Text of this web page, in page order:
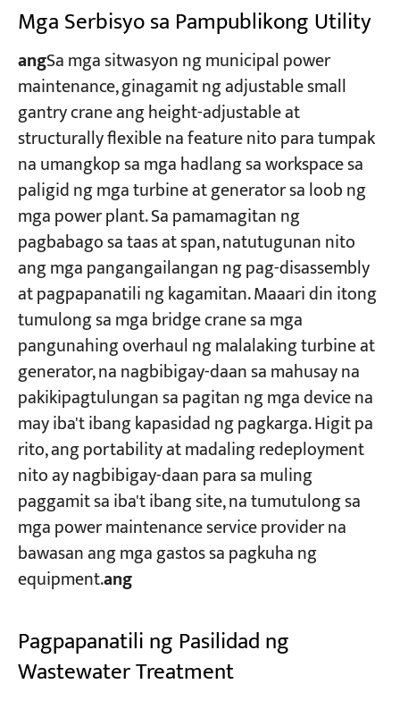
Mga Serbisyo sa Pampublikong Utility
ang​Sa mga sitwasyon ng municipal power
maintenance, ginagamit ng adjustable small
gantry crane ang height-adjustable at
structurally flexible na feature nito para tumpak
na umangkop sa mga hadlang sa workspace sa
paligid ng mga turbine at generator sa loob ng
mga power plant. Sa pamamagitan ng
pagbabago sa taas at span, natutugunan nito
ang mga pangangailangan ng pag-disassembly
at pagpapanatili ng kagamitan. Maaari din itong
tumulong sa mga bridge crane sa mga
pangunahing overhaul ng malalaking turbine at
generator, na nagbibigay-daan sa mahusay na
pakikipagtulungan sa pagitan ng mga device na
may iba't ibang kapasidad ng pagkarga. Higit pa
rito, ang portability at madaling redeployment
nito ay nagbibigay-daan para sa muling
paggamit sa iba't ibang site, na tumutulong sa
mga power maintenance service provider na
bawasan ang mga gastos sa pagkuha ng
equipment.​ang
Pagpapanatili ng Pasilidad ng
Wastewater Treatment